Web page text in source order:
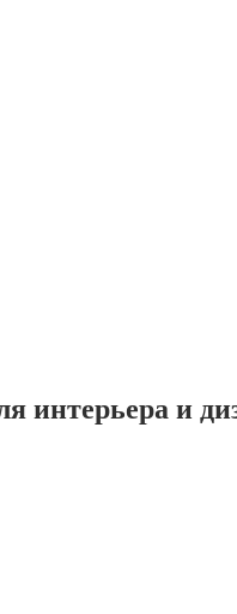
интерьера и